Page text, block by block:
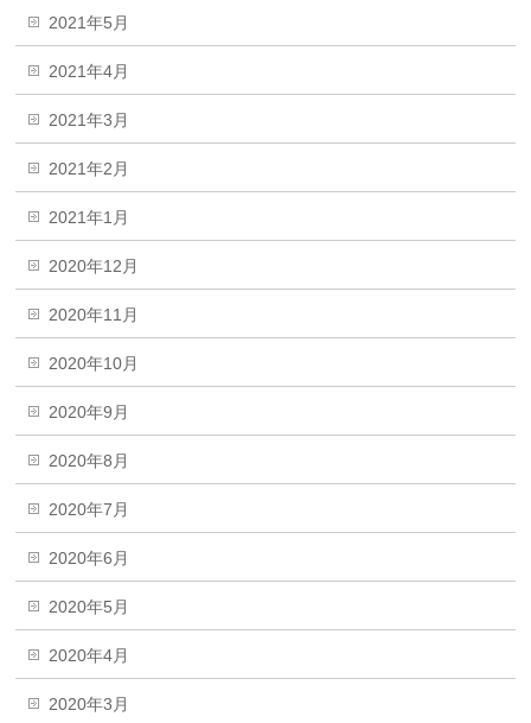
2021年5月
2021年4月
2021年3月
2021年2月
2021年1月
2020年12月
2020年11月
2020年10月
2020年9月
2020年8月
2020年7月
2020年6月
2020年5月
2020年4月
2020年3月